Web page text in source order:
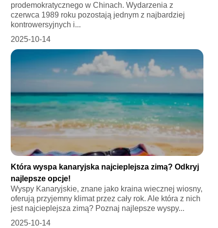
prodemokratycznego w Chinach. Wydarzenia z
czerwca 1989 roku pozostają jednym z najbardziej
kontrowersyjnych i...
2025-10-14
Która wyspa kanaryjska najcieplejsza zimą? Odkryj
najlepsze opcje!
Wyspy Kanaryjskie, znane jako kraina wiecznej wiosny,
oferują przyjemny klimat przez cały rok. Ale która z nich
jest najcieplejsza zimą? Poznaj najlepsze wyspy...
2025-10-14